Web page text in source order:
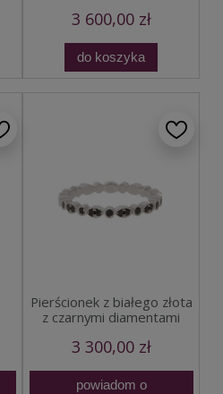
3 600,00 zł
do koszyka
Pierścionek z białego złota
z czarnymi diamentami
3 300,00 zł
powiadom o